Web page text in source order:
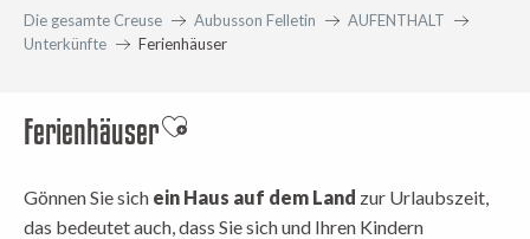
Die gesamte Creuse Aubusson Felletin
AUFENTHALT
Unterkünfte
Ferienhäuser
FerienhäuserAjouter aux favoris
Gönnen Sie sich ein Haus auf dem Land zur Urlaubszeit,
das bedeutet auch, dass Sie sich und Ihren Kindern